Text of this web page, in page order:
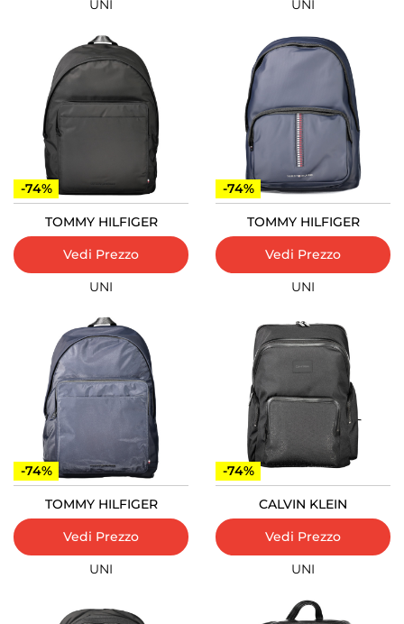
UNI
UNI
-74%
TOMMY HILFIGER
Vedi Prezzo
UNI
-74%
TOMMY HILFIGER
Vedi Prezzo
UNI
-74%
TOMMY HILFIGER
Vedi Prezzo
UNI
-74%
CALVIN KLEIN
Vedi Prezzo
UNI